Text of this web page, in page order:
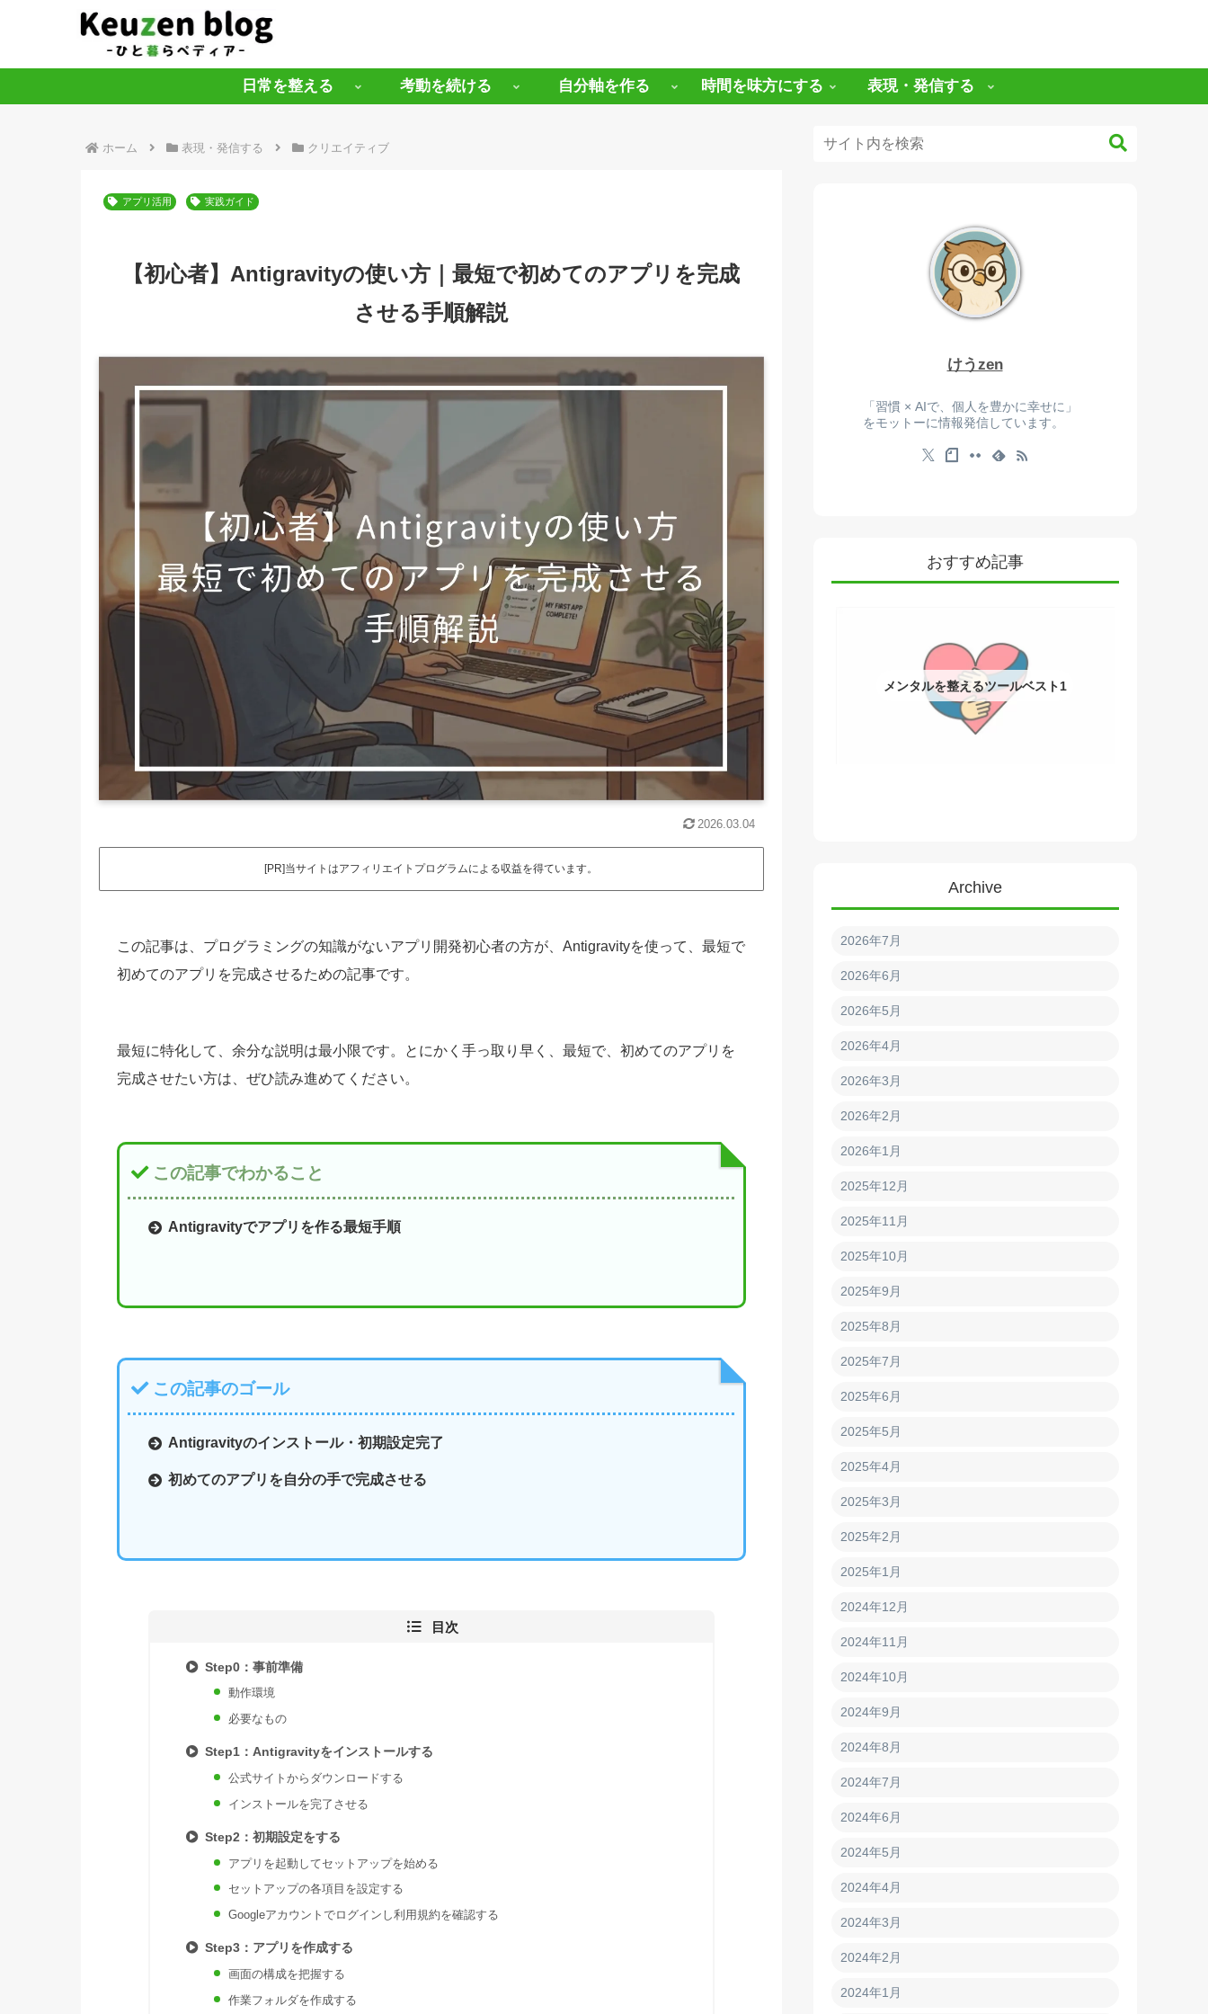
日常を整える 考動を続ける 自分軸を作る 時間を味方にする 表現・発信する
ホーム 表現・発信する クリエイティブ
アプリ活用 実践ガイド
【初心者】Antigravityの使い方｜最短で初めてのアプリを完成
させる手順解説
2026.03.04
[PR]当サイトはアフィリエイトプログラムによる収益を得ています。
この記事は、プログラミングの知識がないアプリ開発初心者の方が、Antigravityを使って、最短で
初めてのアプリを完成させるための記事です。
最短に特化して、余分な説明は最小限です。とにかく手っ取り早く、最短で、初めてのアプリを
完成させたい方は、ぜひ読み進めてください。
この記事でわかること
Antigravityでアプリを作る最短手順
この記事のゴール
Antigravityのインストール・初期設定完了
初めてのアプリを自分の手で完成させる
目次
Step0：事前準備
動作環境
必要なもの
Step1：Antigravityをインストールする
公式サイトからダウンロードする
インストールを完了させる
Step2：初期設定をする
アプリを起動してセットアップを始める
セットアップの各項目を設定する
Googleアカウントでログインし利用規約を確認する
Step3：アプリを作成する
画面の構成を把握する
作業フォルダを作成する
けうzen
「習慣 × AIで、個人を豊かに幸せに」
をモットーに情報発信しています。
おすすめ記事
メンタルを整えるツールベスト1
Archive
2026年7月
2026年6月
2026年5月
2026年4月
2026年3月
2026年2月
2026年1月
2025年12月
2025年11月
2025年10月
2025年9月
2025年8月
2025年7月
2025年6月
2025年5月
2025年4月
2025年3月
2025年2月
2025年1月
2024年12月
2024年11月
2024年10月
2024年9月
2024年8月
2024年7月
2024年6月
2024年5月
2024年4月
2024年3月
2024年2月
2024年1月